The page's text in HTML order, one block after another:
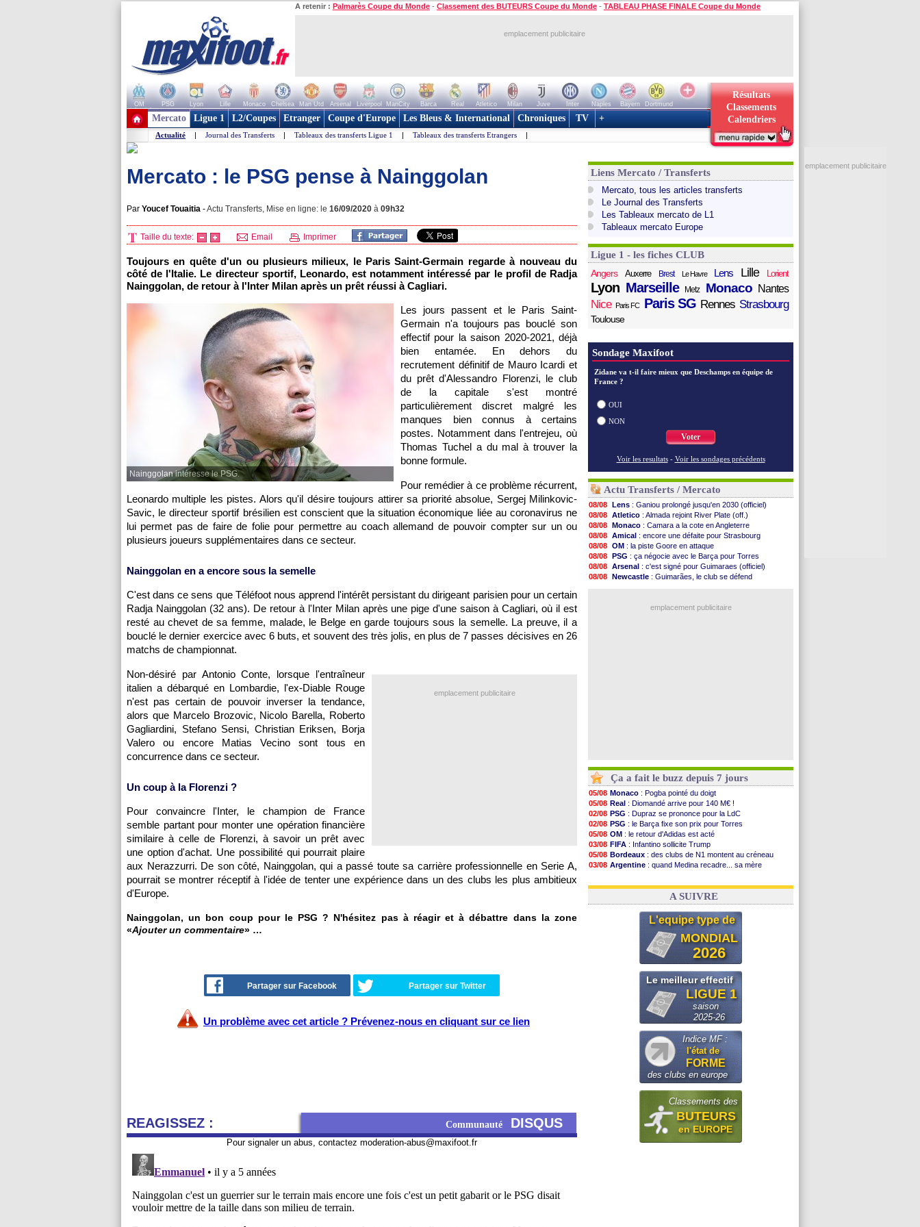
A retenir : Palmarès Coupe du Monde - Classement des BUTEURS Coupe du Monde - TABLEAU PHASE FINALE Coupe du Monde
emplacement publicitaire
OM PSG Lyon Lille Monaco Chelsea Man Utd Arsenal Liverpool ManCity Barca Real Atletico Milan Juve Inter Naples Bayern
Dortmund
+ de clubs
Résultats
Classements
Calendriers
Mercato Ligue 1 L2/Coupes Etranger Coupe d'Europe Les Bleus & International Chroniques TV +
Actualité | Journal des Transferts | Tableaux des transferts Ligue 1 | Tableaux des transferts Etrangers |
Mercato : le PSG pense à Nainggolan
Par Youcef Touaitia -Actu Transferts, Mise en ligne: le 16/09/2020 à 09h32
Taille du texte: Email Imprimer
Toujours en quête d'un ou plusieurs milieux, le Paris Saint-Germain regarde à nouveau du
côté de l'Italie. Le directeur sportif, Leonardo, est notamment intéressé par le profil de Radja
Nainggolan, de retour à l'Inter Milan après un prêt réussi à Cagliari.
Nainggolan intéresse le PSG.
Les jours passent et le Paris Saint-
Germain n'a toujours pas bouclé son
effectif pour la saison 2020-2021, déjà
bien entamée. En dehors du
recrutement définitif de Mauro Icardi et
du prêt d'Alessandro Florenzi, le club
de la capitale s'est montré
particulièrement discret malgré les
manques bien connus à certains
postes. Notamment dans l'entrejeu, où
Thomas Tuchel a du mal à trouver la
bonne formule.
Pour remédier à ce problème récurrent,
Leonardo multiple les pistes. Alors qu'il désire toujours attirer sa priorité absolue, Sergej Milinkovic-
Savic, le directeur sportif brésilien est conscient que la situation économique liée au coronavirus ne
lui permet pas de faire de folie pour permettre au coach allemand de pouvoir compter sur un ou
plusieurs joueurs supplémentaires dans ce secteur.
Nainggolan en a encore sous la semelle
C'est dans ce sens que Téléfoot nous apprend l'intérêt persistant du dirigeant parisien pour un certain
Radja Nainggolan (32 ans). De retour à l'Inter Milan après une pige d'une saison à Cagliari, où il est
resté au chevet de sa femme, malade, le Belge en garde toujours sous la semelle. La preuve, il a
bouclé le dernier exercice avec 6 buts, et souvent des très jolis, en plus de 7 passes décisives en 26
matchs de championnat.
emplacement publicitaire
Non-désiré par Antonio Conte, lorsque l'entraîneur
italien a débarqué en Lombardie, l'ex-Diable Rouge
n'est pas certain de pouvoir inverser la tendance,
alors que Marcelo Brozovic, Nicolo Barella, Roberto
Gagliardini, Stefano Sensi, Christian Eriksen, Borja
Valero ou encore Matias Vecino sont tous en
concurrence dans ce secteur.
Un coup à la Florenzi ?
Pour convaincre l'Inter, le champion de France
semble partant pour monter une opération financière
similaire à celle de Florenzi, à savoir un prêt avec
une option d'achat. Une possibilité qui pourrait plaire
aux Nerazzurri. De son côté, Nainggolan, qui a passé toute sa carrière professionnelle en Serie A,
pourrait se montrer réceptif à l'idée de tenter une expérience dans un des clubs les plus ambitieux
d'Europe.
Nainggolan, un bon coup pour le PSG ? N'hésitez pas à réagir et à débattre dans la zone
«Ajouter un commentaire» …
Partager sur Facebook Partager sur Twitter
Un problème avec cet article ? Prévenez-nous en cliquant sur ce lien
REAGISSEZ : Communauté DISQUS
Pour signaler un abus, contactez moderation-abus@maxifoot.fr
Liens Mercato / Transferts
Mercato, tous les articles transferts
Le Journal des Transferts
Les Tableaux mercato de L1
Tableaux mercato Europe
Ligue 1 - les fiches CLUB
Angers
Auxerre Brest Le Havre Lens Lille Lorient
Lyon Marseille Metz Monaco Nantes
Nice Paris FC Paris SG Rennes Strasbourg
Toulouse
Sondage Maxifoot
Zidane va t-il faire mieux que Deschamps en équipe de
France ?
OUI
NON
Voter
Voir les resultats - Voir les sondages précédents
Actu Transferts / Mercato
08/08 Lens : Ganiou prolongé jusqu'en 2030 (officiel)
08/08 Atletico : Almada rejoint River Plate (off.)
08/08 Monaco : Camara a la cote en Angleterre
08/08 Amical : encore une défaite pour Strasbourg
08/08 OM : la piste Goore en attaque
08/08 PSG : ça négocie avec le Barça pour Torres
08/08 Arsenal : c'est signé pour Guimaraes (officiel)
08/08 Newcastle : Guimarães, le club se défend
: Araujo va partir en prêt à Liverpool
emplacement publicitaire
Ça a fait le buzz depuis 7 jours
05/08 Monaco : Pogba pointé du doigt
05/08 Real : Diomandé arrive pour 140 M€ !
02/08 PSG : Dupraz se prononce pour la LdC
02/08 PSG : le Barça fixe son prix pour Torres
05/08 OM : le retour d'Adidas est acté
03/08 FIFA : Infantino sollicite Trump
05/08 Bordeaux : des clubs de N1 montent au créneau
03/08 Argentine : quand Medina recadre... sa mère
03/08 OM: Paixão attire un 2e club anglais
A SUIVRE
L'equipe type de
MONDIAL
2026
Le meilleur effectif
LIGUE 1
saison
2025-26
Indice MF :
l'état de
FORME
des clubs en europe
Classements des
BUTEURS
en EUROPE
emplacement publicitaire